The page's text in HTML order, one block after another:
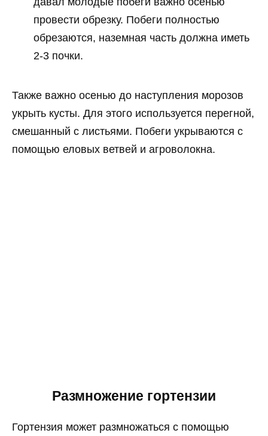
провести обрезку. Побеги полностью
обрезаются, наземная часть должна иметь
2-3 почки.
Также важно осенью до наступления морозов
укрыть кусты. Для этого используется перегной,
смешанный с листьями. Побеги укрываются с
помощью еловых ветвей и агроволокна.
Размножение гортензии
Гортензия может размножаться с помощью